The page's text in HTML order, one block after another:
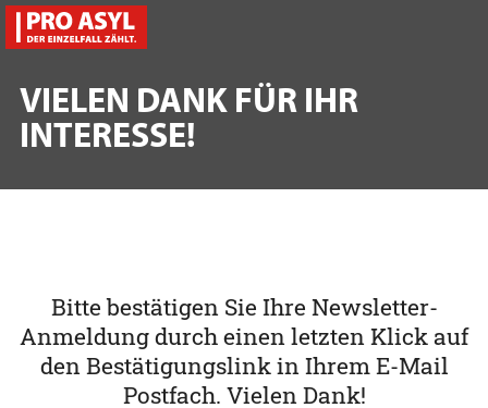
VIELEN DANK FÜR IHR
INTERESSE!
Bitte bestätigen Sie Ihre Newsletter-
Anmeldung durch einen letzten Klick auf
den Bestätigungslink in Ihrem E-Mail
Postfach. Vielen Dank!